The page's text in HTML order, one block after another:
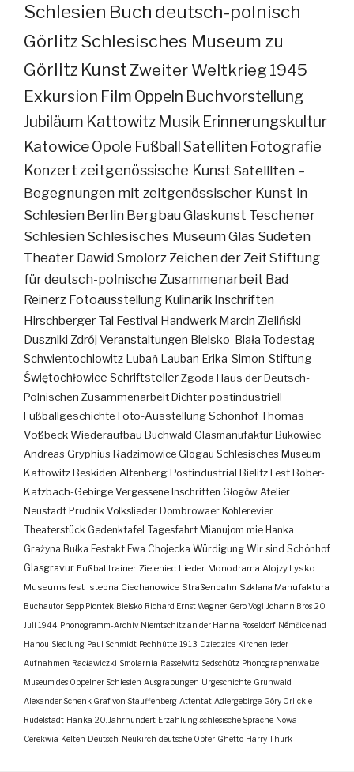
Schlesien Buch deutsch-polnisch
GörlitzSchlesisches Museum zu
Görlitz KunstZweiter Weltkrieg 1945
Exkursion Film Oppeln Buchvorstellung
Jubiläum Kattowitz Musik Erinnerungskultur
KatowiceOpole FußballSatelliten Fotografie
Konzertzeitgenössische Kunst Satelliten –
Begegnungen mit zeitgenössischer Kunst in
Schlesien Berlin BergbauGlaskunst Teschener
Schlesien Schlesisches MuseumGlas Sudeten
Theater Dawid SmolorzZeichen der Zeit Stiftung
für deutsch-polnische Zusammenarbeit Bad
Reinerz Fotoausstellung Kulinarik Inschriften
Hirschberger Tal Festival Handwerk Marcin Zieliński
Duszniki Zdrój Veranstaltungen Bielsko-Biała Todestag
Schwientochlowitz Lubań Lauban Erika-Simon-Stiftung
Świętochłowice SchriftstellerZgoda Haus der Deutsch-
Polnischen ZusammenarbeitDichterpostindustriell
Fußballgeschichte Foto-AusstellungSchönhofThomas
VoßbeckWiederaufbau Buchwald Glasmanufaktur Bukowiec
Andreas Gryphius Radzimowice Glogau Schlesisches Museum
Kattowitz Beskiden Altenberg Postindustrial Bielitz Fest Bober-
Katzbach-Gebirge Vergessene Inschriften Głogów Atelier
Neustadt Prudnik Volkslieder Dombrowaer Kohlerevier
Theaterstück Gedenktafel Tagesfahrt Mianujom mie Hanka
Grażyna Bułka Festakt Ewa Chojecka Würdigung Wir sind Schönhof
Glasgravur Fußballtrainer Zieleniec Lieder Monodrama Alojzy Lysko
Museumsfest Istebna Ciechanowice Straßenbahn Szklana Manufaktura
Buchautor Sepp Piontek Bielsko Richard Ernst Wagner Gero Vogl Johann Bros 20.
Juli 1944 Phonogramm-Archiv Niemtschitz an der Hanna Roseldorf Némčice nad
Hanou Siedlung Paul Schmidt Pechhütte 1913 Dziedzice Kirchenlieder
Aufnahmen Racławiczki Smolarnia Rasselwitz Sedschütz Phonographenwalze
Museum des Oppelner Schlesien Ausgrabungen Urgeschichte Grunwald
Alexander Schenk Graf von Stauffenberg Attentat Adlergebirge Góry Orlickie
Rudelstadt Hanka 20. Jahrhundert Erzählung schlesische Sprache Nowa
Cerekwia Kelten Deutsch-Neukirch deutsche Opfer Ghetto Harry Thürk